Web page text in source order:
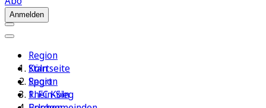
Anmelden
Region
Köln
Sport
1. FC Köln
Startseite
Region
Rhein-Sieg